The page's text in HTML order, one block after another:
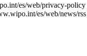
es/web/privacy-policy
es/web/news/rss